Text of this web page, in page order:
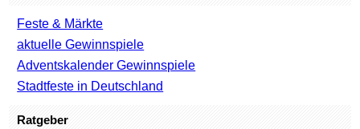
Feste & Märkte
aktuelle Gewinnspiele
Adventskalender Gewinnspiele
Stadtfeste in Deutschland
Ratgeber